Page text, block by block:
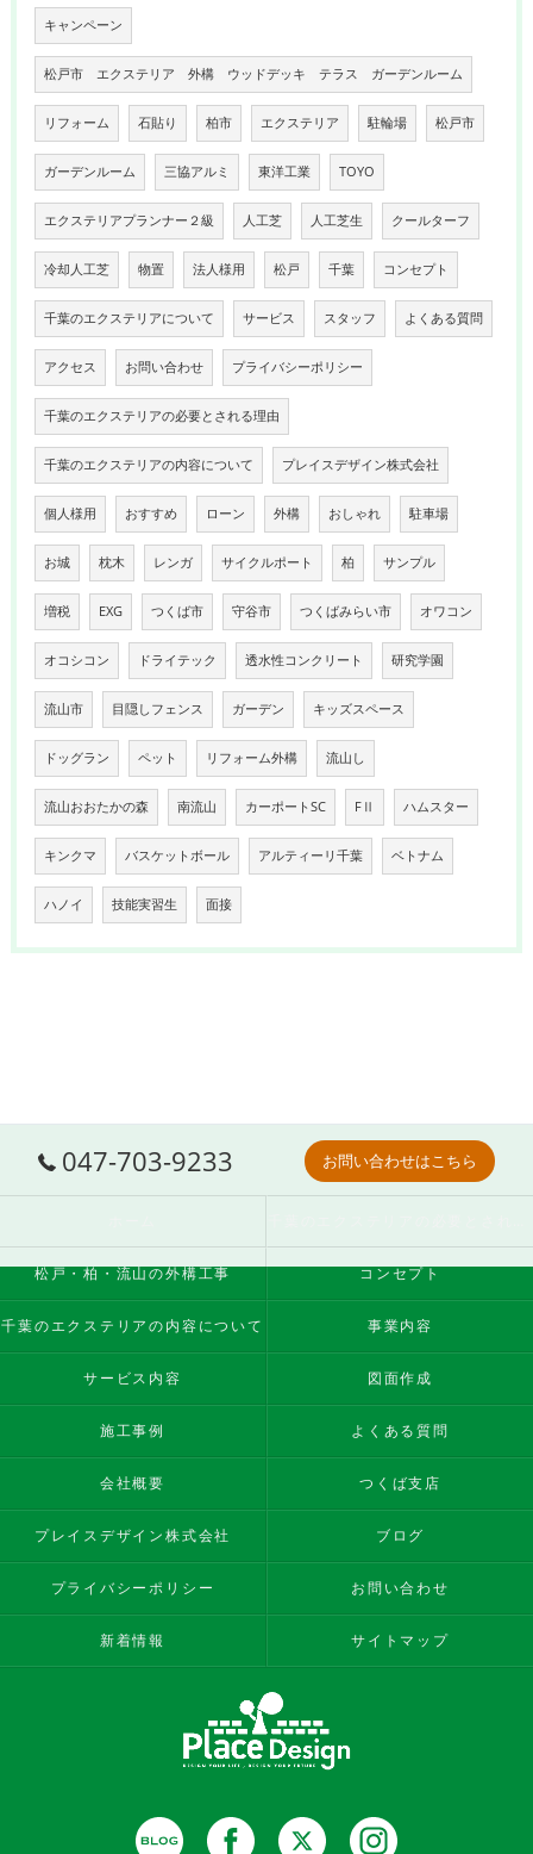
キャンペーン
松戸市 エクステリア 外構 ウッドデッキ テラス ガーデンルーム
リフォーム 石貼り 柏市 エクステリア 駐輪場 松戸市
ガーデンルーム 三協アルミ 東洋工業 TOYO
エクステリアプランナー２級 人工芝 人工芝生 クールターフ
冷却人工芝 物置 法人様用 松戸 千葉 コンセプト
千葉のエクステリアについて サービス スタッフ よくある質問
アクセス お問い合わせ プライバシーポリシー
千葉のエクステリアの必要とされる理由
千葉のエクステリアの内容について プレイスデザイン株式会社
個人様用 おすすめ ローン 外構 おしゃれ 駐車場
お城 枕木 レンガ サイクルポート 柏 サンプル
増税 EXG つくば市 守谷市 つくばみらい市 オワコン
オコシコン ドライテック 透水性コンクリート 研究学園
流山市 目隠しフェンス ガーデン キッズスペース
ドッグラン ペット リフォーム外構 流山し
流山おおたかの森 南流山 カーポートSC FⅡ ハムスター
キンクマ バスケットボール アルティーリ千葉 ベトナム
ハノイ 技能実習生 面接
047-703-9233 お問い合わせはこちら
松戸・柏・流山の外構工事 コンセプト
千葉のエクステリアの内容について 事業内容
サービス内容 図面作成
施工事例 よくある質問
会社概要 つくば支店
プレイスデザイン株式会社 ブログ
プライバシーポリシー お問い合わせ
新着情報 サイトマップ